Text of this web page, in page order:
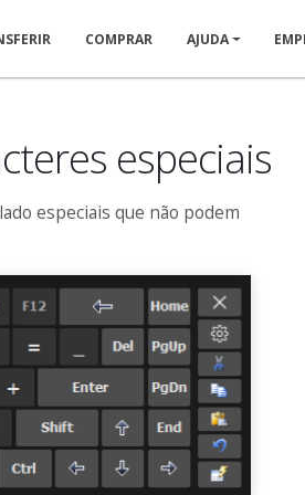
COMPRAR AJUDA
especiais
especiais que não podem